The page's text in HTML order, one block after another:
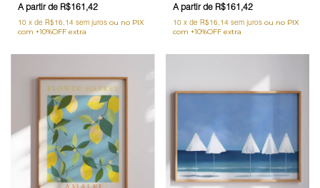
R$161,42
10 x de R$16,14 sem juros
R$161,42
10 x de R$16,14 sem juros